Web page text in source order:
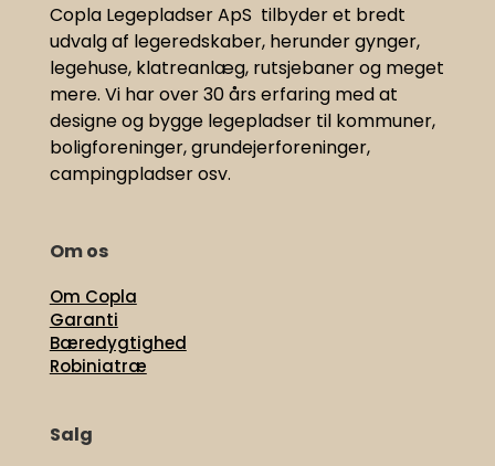
Copla Legepladser ApS tilbyder et bredt
udvalg af legeredskaber, herunder gynger,
legehuse, klatreanlæg, rutsjebaner og meget
mere. Vi harover 30 års erfaring med at
designe og bygge legepladser til kommuner,
boligforeninger, grundejerforeninger,
campingpladser osv.
Om os
Om Copla
Garanti
Bæredygtighed
Robiniatræ
Salg